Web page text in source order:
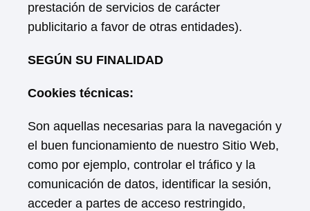
prestación de servicios de carácter
publicitario a favor de otras entidades).
SEGÚN SU FINALIDAD
Cookies técnicas:
Son aquellas necesarias para la navegación y
el buen funcionamiento de nuestro Sitio Web,
como por ejemplo, controlar el tráfico y la
comunicación de datos, identificar la sesión,
acceder a partes de acceso restringido,